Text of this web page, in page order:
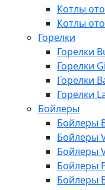
Котлы
Котлы
Горелки
Горелки
Горелки
Горелки
Горелки
Бойлеры
Бойлеры
Бойлеры
Бойлеры
Бойлеры
Бойлеры